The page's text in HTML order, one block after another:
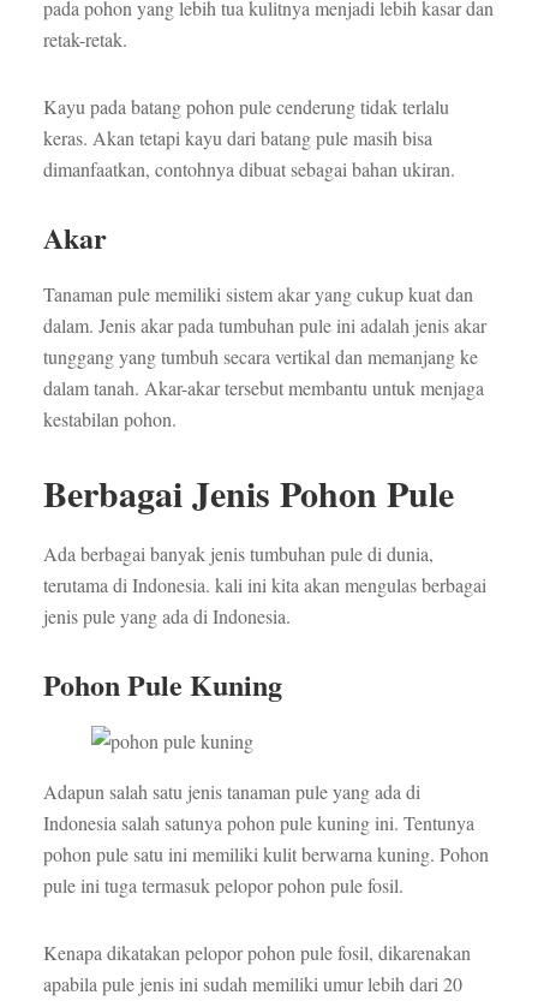
pada pohon yang lebih tua kulitnya menjadi lebih kasar dan
retak-retak.
Kayu pada batang pohon pule cenderung tidak terlalu
keras. Akan tetapi kayu dari batang pule masih bisa
dimanfaatkan, contohnya dibuat sebagai bahan ukiran.
Akar
Tanaman pule memiliki sistem akar yang cukup kuat dan
dalam. Jenis akar pada tumbuhan pule ini adalah jenis akar
tunggang yang tumbuh secara vertikal dan memanjang ke
dalam tanah. Akar-akar tersebut membantu untuk menjaga
kestabilan pohon.
Berbagai Jenis Pohon Pule
Ada berbagai banyak jenis tumbuhan pule di dunia,
terutama di Indonesia. kali ini kita akan mengulas berbagai
jenis pule yang ada di Indonesia.
Pohon Pule Kuning
Adapun salah satu jenis tanaman pule yang ada di
Indonesia salah satunya pohon pule kuning ini. Tentunya
pohon pule satu ini memiliki kulit berwarna kuning. Pohon
pule ini tuga termasuk pelopor pohon pule fosil.
Kenapa dikatakan pelopor pohon pule fosil, dikarenakan
apabila pule jenis ini sudah memiliki umur lebih dari 20